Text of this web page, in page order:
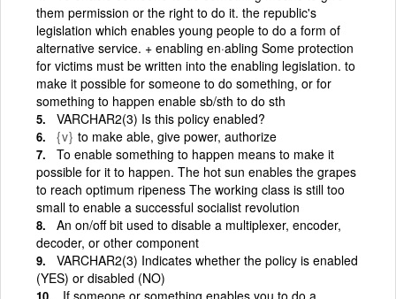
them permission or the right to do it. the republic's
legislation which enables young people to do a form of
alternative service. + enabling en·abling Some protection
for victims must be written into the enabling legislation. to
make it possible for someone to do something, or for
something to happen enable sb/sth to do sth
VARCHAR2(3) Is this policy enabled?
{v} to make able, give power, authorize
To enable something to happen means to make it
possible for it to happen. The hot sun enables the grapes
to reach optimum ripeness The working class is still too
small to enable a successful socialist revolution
An on/off bit used to disable a multiplexer, encoder,
decoder, or other component
VARCHAR2(3) Indicates whether the policy is enabled
(YES) or disabled (NO)
If someone or something enables you to do a